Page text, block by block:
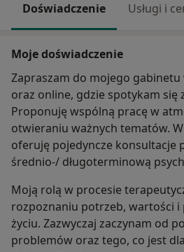
Doświadczenie Usługi i
Moje doświadczenie
Zapraszam do mojego gabinetu
oraz online, gdzie spotykam się
Proponuję wspólną pracę w
otwieraniu ważnych tematów.
oferuję pojedyncze konsultacje
średnio-/ długoterminową
Moją rolą w procesie
rozpoznaniu potrzeb, wartości i
życiu. Zazwyczaj zaczynam od
problemów oraz tego, co jest